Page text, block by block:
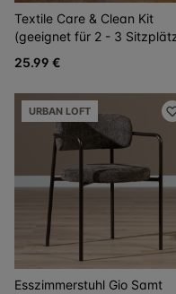
Textile Care & Clean Kit
(geeignet für 2 - 3
25.99 €
URBAN LOFT
Esszimmerstuhl Gio Samt